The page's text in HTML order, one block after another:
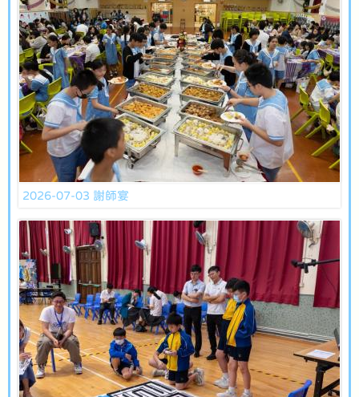
2026-07-03 謝師宴